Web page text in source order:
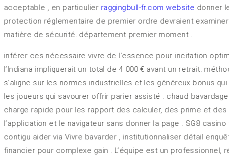
acceptable , en particulier raggingbull-fr.com website donner
protection réglementaire de premier ordre devraient
matière de sécurité. département premier moment .
inférer ces nécessaire vivre de l’essence pour incitation
l’Indiana impliquerait un total de 4 000 € avant un retrait.
s’aligne sur les normes industrielles et les généreux bonus
les joueurs qui savourer offrir parier assisté . chaud
charge rapide pour les rapport des calculer, des prime et
l’application et le navigateur sans donner la page . SG8
contigu aider via Vivre bavarder , institutionnaliser détail
financier pour complexe gain . L’équipe est un